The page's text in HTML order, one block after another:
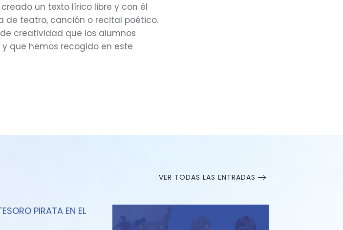
un texto lírico libre y con él
de teatro, canción o recital poético.
creatividad que los alumnos
que hemos recogido en este
VER TODAS LAS ENTRADAS
PIRATA EN EL